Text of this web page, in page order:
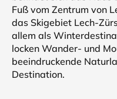
Fuß vom Zentrum von
das Skigebiet Lech-
allem als
locken Wander- und
beeindruckende
Destination.